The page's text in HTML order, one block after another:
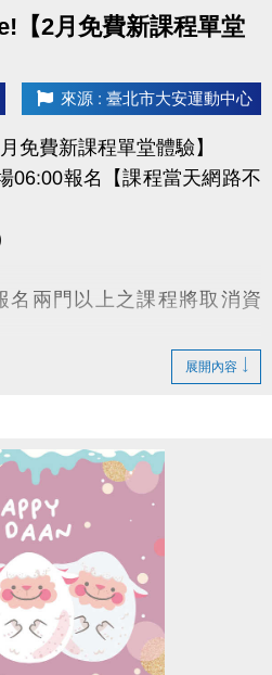
【2月免費新課程單堂
來源 : 臺北市大安運動中心
免費新課程單堂體驗】
06:00報名【課程當天網路不
兩門以上之課程將取消資
到課者將取消爾後免費體驗
E1yN5a
展開內容